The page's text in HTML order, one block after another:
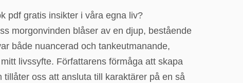
pdf gratis insikter i våra egna liv?
morgonvinden blåser av en djup, bestående
både nuancerad och tankeutmanande,
livssyfte. Författarens förmåga att skapa
oss att ansluta till karaktärer på en så